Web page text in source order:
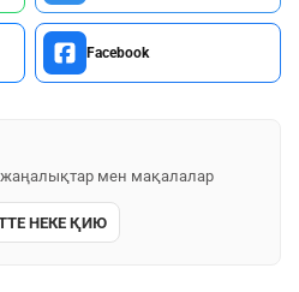
Facebook
мен мақалалар
НЕКЕ ҚИЮ